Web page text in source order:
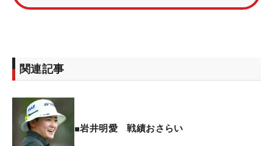
シップを備え、他人の気持ちに配慮しながら、自分
を浴びながら、チームを勝利や名声へと導く）の診
断結果に。タイプは分かれた2人だが、2022年も目
気込みを語ってもらった。
―タイプは分かれましたが（笑）、去年は2人で一
関連記事
■岩井明愛 戦績おさらい